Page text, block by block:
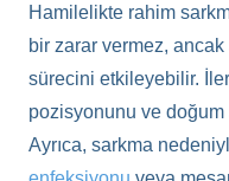
Hamilelikte rahim
bir zarar vermez, ancak
sürecini etkileyebilir.
pozisyonunu ve
Ayrıca, sarkma